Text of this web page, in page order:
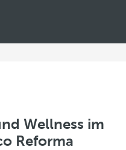
Wellness im
Reforma